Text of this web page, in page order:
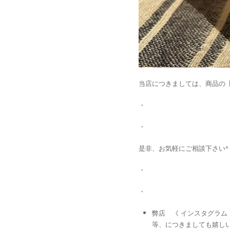
当店につきましては、商品の
・
・
是非、お気軽にご相談下さい
・
・
弊店 《 インスタグラム
等、につきましても嬉し